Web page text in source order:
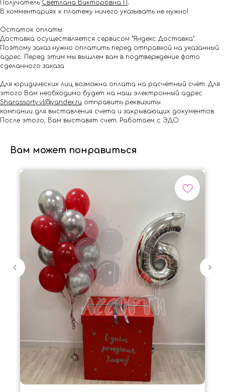
Получатель Светлана Викторовна П .
В комментариях к платежу ничего указывать не нужно!
Остаток оплаты:
Доставка осуществляется сервисом "Яндекс Доставка".
Поэтому заказ нужно оплатить перед отправкой на указанный
адрес. Перед этим мы вышлем вам в подтверждение фото
сделанного заказа
Для юридических лиц возможна оплата на расчётный счёт. Для
этого Вам необходимо будет на наш электронный адрес
Shar.assorty.vl@yandex.ru отправить реквизиты
компании для выставления счета и закрывающих документов.
После этого, Вам выставят счет. Работаем с ЭДО.
Вам может понравиться